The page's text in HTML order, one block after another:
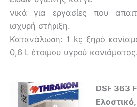
νικά για εργασίες που
ισχυρή στήριξη.
Κατανάλωση: 1 kg ξηρό
0,6 L έτοιμου υγρού κονιάματος.
DSF 363